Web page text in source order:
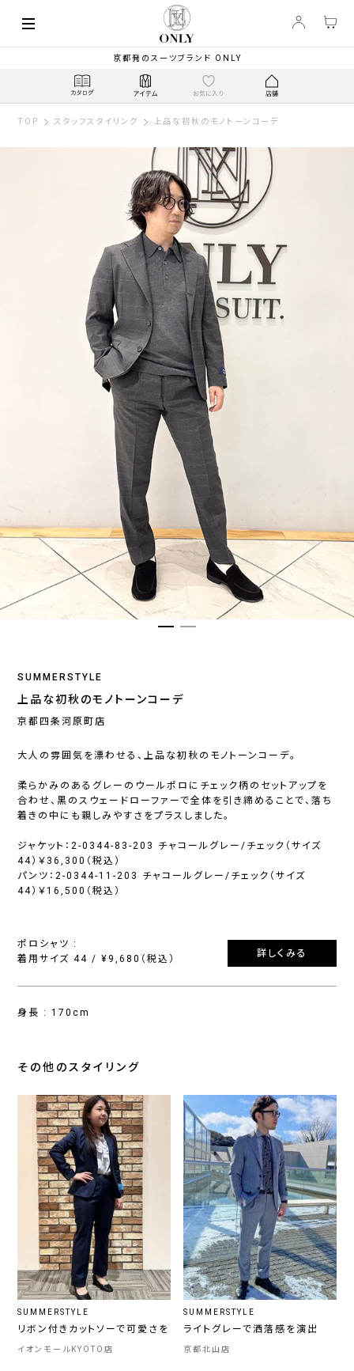
京都発のスーツブランド ONLY
TOP スタッフスタイリング 上品な初秋のモノトーンコーデ
SUMMERSTYLE
上品な初秋のモノトーンコーデ
京都四条河原町店
大人の雰囲気を漂わせる、上品な初秋のモノトーンコーデ。
柔らかみのあるグレーのウールポロにチェック柄のセットアップを
合わせ、黒のスウェードローファーで全体を引き締めることで、落ち
着きの中にも親しみやすさをプラスしました。
ジャケット：2-0344-83-203 チャコールグレー/チェック（サイズ
44）￥36,300（税込）
パンツ：2-0344-11-203 チャコールグレー/チェック（サイズ
44）￥16,500（税込）
ポロシャツ :
着用サイズ 44 / ¥9,680（税込）
詳しくみる
身長 : 170cm
その他のスタイリング
SUMMERSTYLE
リボン付きカットソーで可愛さを
イオンモールKYOTO店
SUMMERSTYLE
ライトグレーで洒落感を演出
京都北山店